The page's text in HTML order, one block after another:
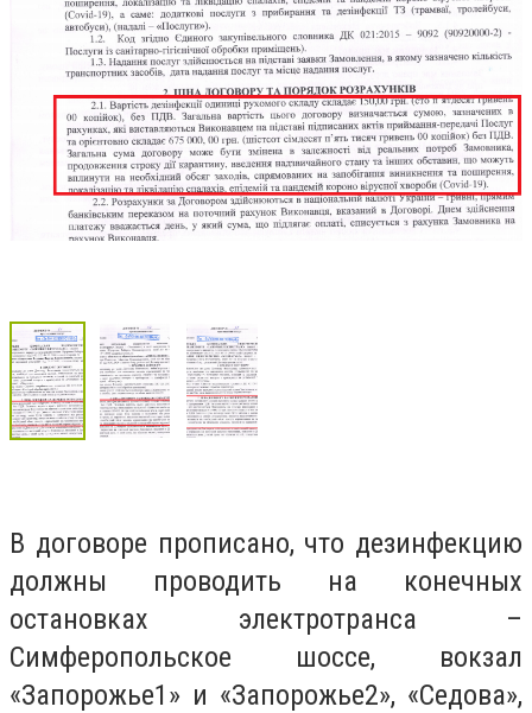
В договоре прописано, что дезинфекцию
должны проводить на конечных
остановках электротранса –
Симферопольское шоссе, вокзал
«Запорожье1» и «Запорожье2», «Седова»,